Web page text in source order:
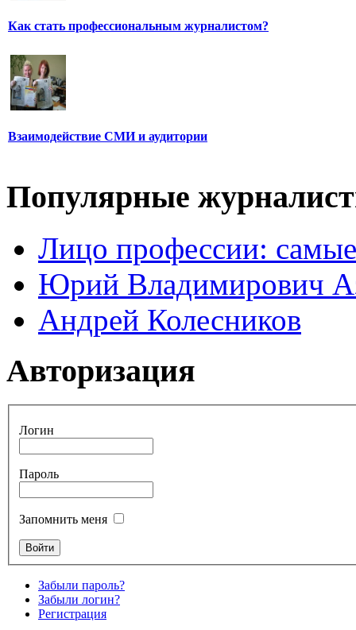
Как стать профессиональным журналистом?
Взаимодействие СМИ и аудитории
Популярные
Лицо профессии:
Юрий Владимирович
Андрей Колесников
Авторизация
Логин
Пароль
Запомнить меня
Забыли пароль?
Забыли логин?
Регистрация